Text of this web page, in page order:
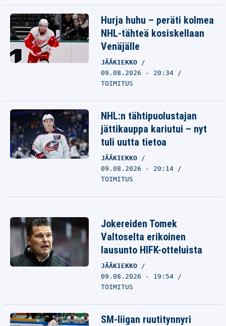
Hurja huhu – peräti kolmea
NHL-tähteä kosiskellaan
Venäjälle
JÄÄKIEKKO
09.08.2026 - 20:34
TOIMITUS
NHL:n tähtipuolustajan
jättikauppa kariutui – nyt
tuli uutta tietoa
JÄÄKIEKKO
09.08.2026 - 20:14
TOIMITUS
Jokereiden Tomek
Valtoselta erikoinen
lausunto HIFK-otteluista
JÄÄKIEKKO
09.08.2026 - 19:54
TOIMITUS
SM-liigan ruutitynnyri